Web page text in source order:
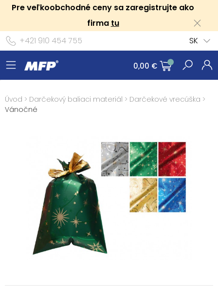
Pre veľkoobchodné ceny sa zaregistrujte ako
firma tu
+421 910 454 755
SK
0,00 €
Úvod > Darčekový baliaci materiál > Darčekové vrecúška >
Vánočné